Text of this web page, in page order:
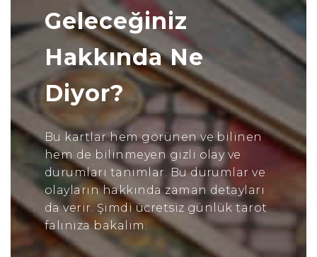
Geleceğiniz
Hakkında Ne
Diyor?
Bu kartlar hem görünen ve bilinen
hem de bilinmeyen gizli olay ve
durumları tanımlar. Bu durumlar ve
olayların hakkında zaman detayları
da verir. Şimdi ücretsiz günlük tarot
falınıza bakalım.